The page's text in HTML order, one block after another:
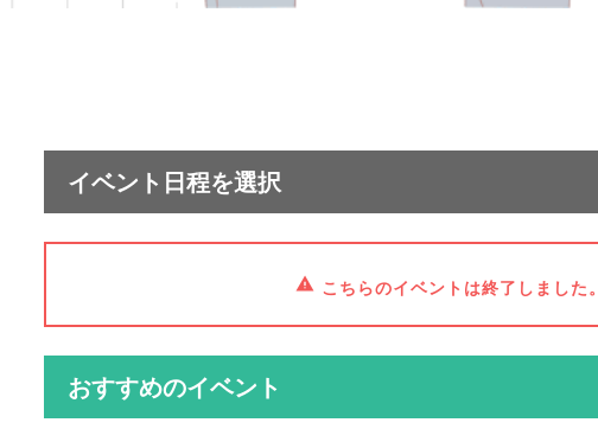
イベント日程を選択
こちらのイベントは終了しました。
おすすめのイベント